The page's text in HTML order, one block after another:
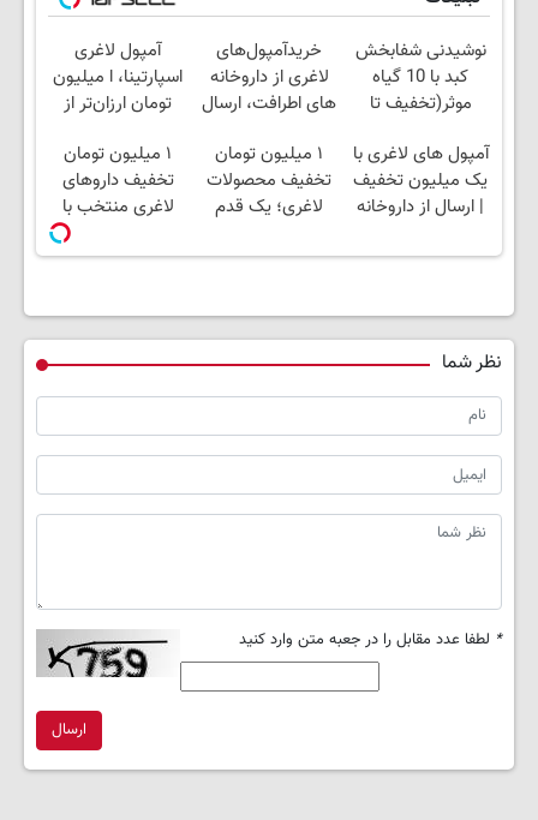
نوشیدنی شفابخش
کبد با 10 گیاه
موثر(تخفیف تا
خریدآمپول‌های
لاغری از داروخانه
های اطرافت، ارسال
یخ!
آمپول لاغری
اسپارتینا، ا میلیون
تومان ارزان‌تر از
آمپول های لاغری با
یک میلیون تخفیف
| ارسال از داروخانه
۱ میلیون تومان
تخفیف محصولات
لاغری؛ یک قدم
کاهش وزن
۱ میلیون تومان
تخفیف داروهای
لاغری منتخب با
ارسال از داروخانه
نزدیکت
نظر شما
* لطفا عدد مقابل را در جعبه متن وارد کنید
ارسال